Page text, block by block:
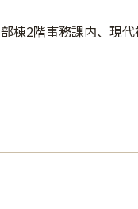
棟2階事務課内、現